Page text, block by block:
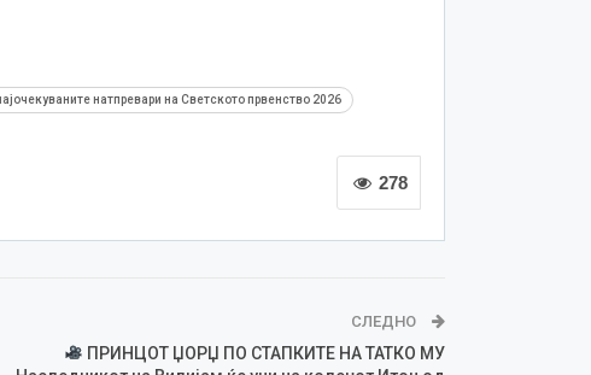
натпревари на Светското првенство 2026
278
СЛЕДНО
ПРИНЦОТ ЏОРЏ ПО СТАПКИТЕ НА ТАТКО МУ